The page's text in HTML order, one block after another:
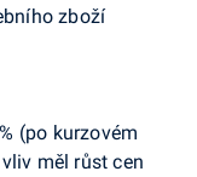
zboží
(po kurzovém
měl růst cen